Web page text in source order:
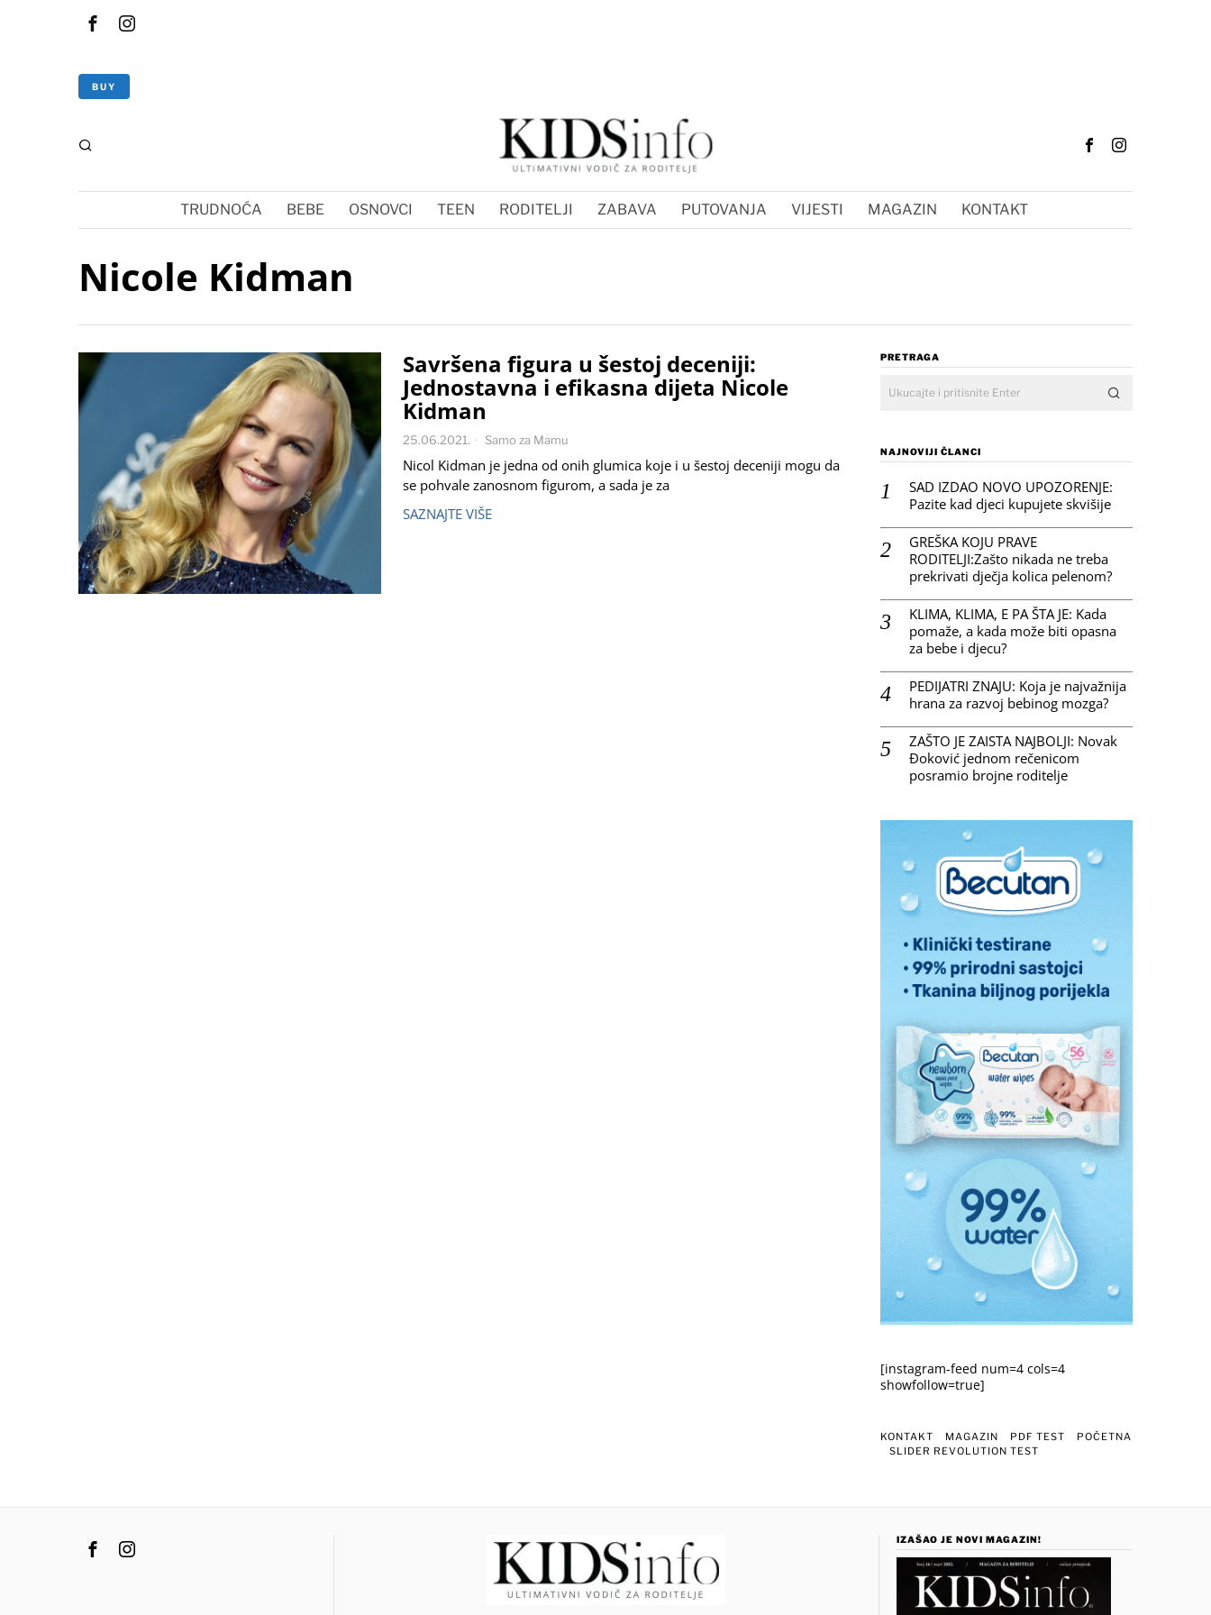
BUY
TRUDNOĆA BEBE OSNOVCI TEEN RODITELJI ZABAVA PUTOVANJA VIJESTI MAGAZIN KONTAKT
Nicole Kidman
Savršena figura u šestoj deceniji:
Jednostavna i efikasna dijeta Nicole
Kidman
25.06.2021. Samo za Mamu
Nicol Kidman je jedna od onih glumica koje i u šestoj deceniji mogu da
se pohvale zanosnom figurom, a sada je za
SAZNAJTE VIŠE
PRETRAGA
NAJNOVIJI ČLANCI
SAD IZDAO NOVO UPOZORENJE:
Pazite kad djeci kupujete skvišije
GREŠKA KOJU PRAVE
RODITELJI:Zašto nikada ne treba
prekrivati dječja kolica pelenom?
KLIMA, KLIMA, E PA ŠTA JE: Kada
pomaže, a kada može biti opasna
za bebe i djecu?
PEDIJATRI ZNAJU: Koja je najvažnija
hrana za razvoj bebinog mozga?
ZAŠTO JE ZAISTA NAJBOLJI: Novak
Đoković jednom rečenicom
posramio brojne roditelje
[instagram-feed num=4 cols=4
showfollow=true]
KONTAKT MAGAZIN PDF TEST
POČETNA
SLIDER REVOLUTION TEST
IZAŠAO JE NOVI MAGAZIN!